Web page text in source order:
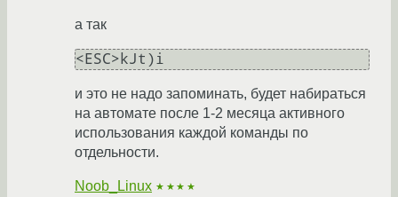
а так
<ESC>kJt)i
и это не надо запоминать, будет набираться
на автомате после 1-2 месяца активного
использования каждой команды по
отдельности.
Noob_Linux ★★★★